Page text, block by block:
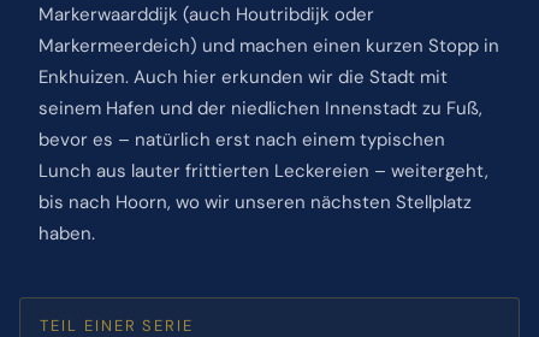
Markerwaarddijk (auch Houtribdijk oder
Markermeerdeich) und machen einen kurzen Stopp in
Enkhuizen. Auch hier erkunden wir die Stadt mit
seinem Hafen und der niedlichen Innenstadt zu Fuß,
bevor es – natürlich erst nach einem typischen
Lunch aus lauter frittierten Leckereien – weitergeht,
bis nach Hoorn, wo wir unseren nächsten Stellplatz
haben.
TEIL EINER SERIE